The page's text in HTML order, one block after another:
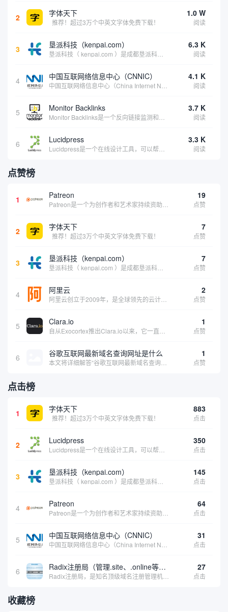
2 字体天下
推荐！超过3万个中英文字体免费下载！
1.0 W
阅读
3 垦派科技（kenpai.com） 6.3 K
阅读
4 中国互联网络信息中心（CNNIC） 4.1 K
阅读
5 Monitor Backlinks 3.7 K
阅读
6 Lucidpress 3.3 K
阅读
点赞榜
1 Patreon 19
点赞
2 字体天下
推荐！超过3万个中英文字体免费下载！
7
点赞
3 垦派科技（kenpai.com） 7
点赞
4 阿里云 2
点赞
5 Clara.io 1
点赞
6 谷歌互联网最新域名查询网址是什么 1
点赞
点击榜
1 字体天下
推荐！超过3万个中英文字体免费下载！
883
点击
2 Lucidpress 350
点击
3 垦派科技（kenpai.com） 145
点击
4 Patreon 64
点击
5 中国互联网络信息中心（CNNIC） 31
点击
6 Radix注册局（管理.site、.online等顶级域名） 27
点击
收藏榜